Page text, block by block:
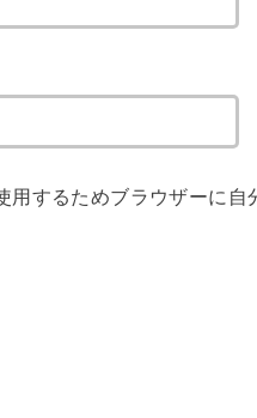
用するためブラウザーに自